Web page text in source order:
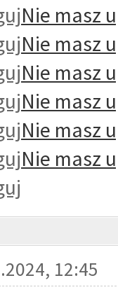
Nie masz
Nie masz
Nie masz
Nie masz
Nie masz
Nie masz
12:45